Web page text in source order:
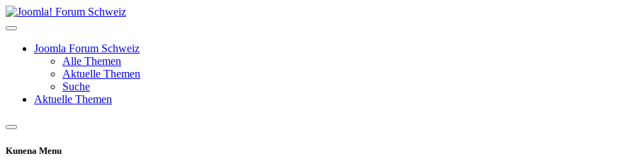
Joomla Forum Schweiz
Alle Themen
Aktuelle Themen
Suche
Aktuelle Themen
Kunena Menu